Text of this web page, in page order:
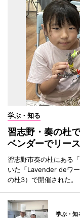
学ぶ・知る
習志野・奏の杜
ベンダーでリー
習志野市奏の杜にある
いた「Lavender deワ
の杜3）で開催された。
学ぶ・知